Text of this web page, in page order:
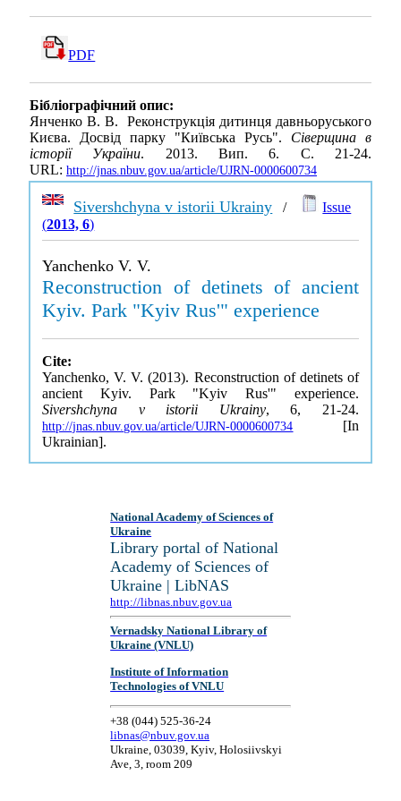
PDF
Бібліографічний опис:
Янченко В. В. Реконструкція дитинця давньоруського
Києва. Досвід парку "Київська Русь". Сіверщина в
історії України. 2013. Вип. 6. С. 21-24.
URL: http://jnas.nbuv.gov.ua/article/UJRN-0000600734
Sivershchyna v istorii Ukrainy /
Issue
(2013, 6)
Yanchenko V. V.
Reconstruction of detinets of ancient
Kyiv. Park "Kyiv Rus'" experience
Cite:
Yanchenko, V. V. (2013). Reconstruction of detinets of
ancient Kyiv. Park "Kyiv Rus'" experience.
Sivershchyna v istorii Ukrainy, 6, 21-24.
http://jnas.nbuv.gov.ua/article/UJRN-0000600734 [In
Ukrainian].
National Academy of Sciences of
Ukraine
Library portal of National
Academy of Sciences of
Ukraine | LibNAS
http://libnas.nbuv.gov.ua
Vernadsky National Library of
Ukraine (VNLU)
Institute of Information
Technologies of VNLU
+38 (044) 525-36-24
libnas@nbuv.gov.ua
Ukraine, 03039, Kyiv, Holosiivskyi
Ave, 3, room 209